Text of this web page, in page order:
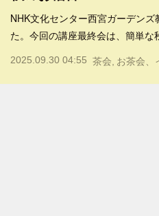
NHK文化センター西宮ガーデン
た。今回の講座最終会は、簡単
2025.09.30 04:55 茶会 お茶会、